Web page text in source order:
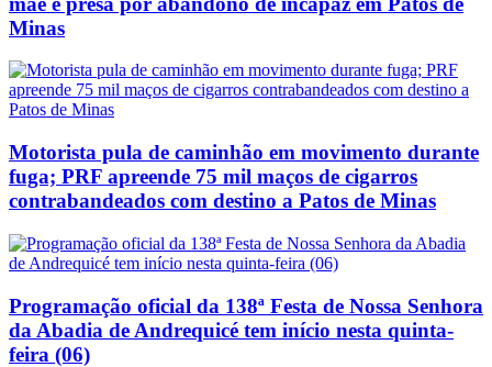
Minas
Motorista pula de caminhão em movimento durante
fuga; PRF apreende 75 mil maços de cigarros
contrabandeados com destino a Patos de Minas
Programação oficial da 138ª Festa de Nossa Senhora
da Abadia de Andrequicé tem início nesta quinta-
feira (06)